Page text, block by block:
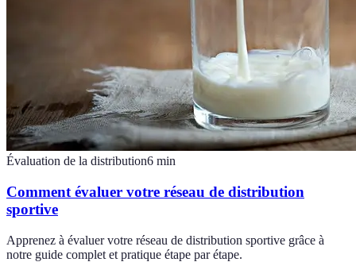
Évaluation de la distribution6 min
Comment évaluer votre réseau de distribution
sportive
Apprenez à évaluer votre réseau de distribution sportive grâce à
notre guide complet et pratique étape par étape.